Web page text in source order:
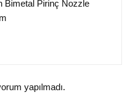
Bimetal Pirinç Nozzle
yapılmadı.